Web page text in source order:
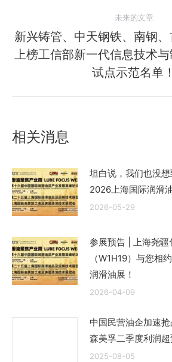
章：
未来的文章
未
来
新兴铸管、中天钢铁、南钢
上榜工信部新一代信息技术
试点示范名单！
相关消息
坦白说，我们也没
2026上海国际润滑
2026-05-29
参展预告 | 上海尧疆
（W1H19）与您相
润滑油展！
2026-04-09
中国民营油企加速
森美孚二季度利润
2025-08-05